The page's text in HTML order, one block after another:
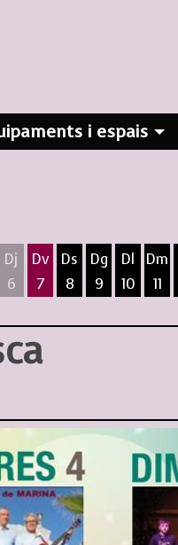
i espais
Dj
6
Dv
7
Ds
8
Dg
9
Dl
10
Dm
11